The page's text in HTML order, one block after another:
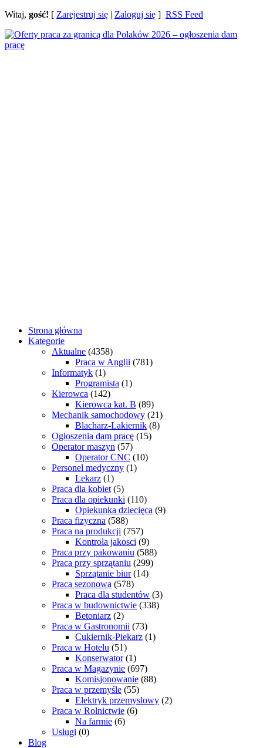
Witaj, gość! [ Zarejestruj się | Zaloguj się ] RSS Feed
Strona główna
Kategorie
Aktualne (4358)
Praca w Anglii (781)
Informatyk (1)
Programista (1)
Kierowca (142)
Kierowca kat. B (89)
Mechanik samochodowy (21)
Blacharz-Lakiernik (8)
Ogłoszenia dam pracę (15)
Operator maszyn (57)
Operator CNC (10)
Personel medyczny (1)
Lekarz (1)
Praca dla kobiet (5)
Praca dla opiekunki (110)
Opiekunka dziecięca (9)
Praca fizyczna (588)
Praca na produkcji (757)
Kontrola jakosci (9)
Praca przy pakowaniu (588)
Praca przy sprzątaniu (299)
Sprzątanie biur (14)
Praca sezonowa (578)
Praca dla studentów (3)
Praca w budownictwie (338)
Betoniarz (2)
Praca w Gastronomii (73)
Cukiernik-Piekarz (1)
Praca w Hotelu (51)
Konserwator (1)
Praca w Magazynie (697)
Komisjonowanie (88)
Praca w przemyśle (55)
Elektryk przemyslowy (2)
Praca w Rolnictwie (6)
Na farmie (6)
Usługi (0)
Blog